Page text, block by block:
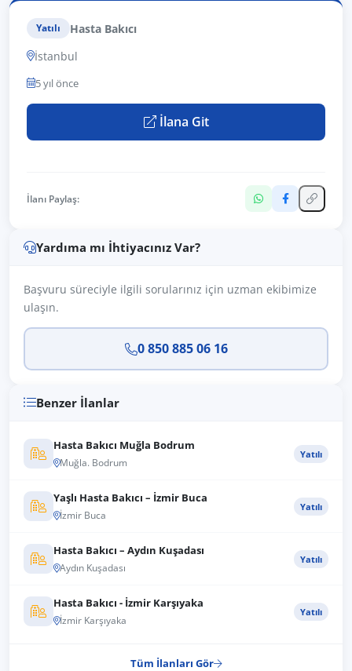
Yatılı
Hasta Bakıcı
İstanbul
5 yıl önce
İlana Git
İlanı Paylaş:
Yardıma mı İhtiyacınız Var?
Başvuru süreciyle ilgili sorularınız için uzman ekibimize
ulaşın.
0 850 885 06 16
Benzer İlanlar
Hasta Bakıcı Muğla Bodrum
Muğla. Bodrum
Yatılı
Yaşlı Hasta Bakıcı – İzmir Buca
İzmir Buca
Yatılı
Hasta Bakıcı – Aydın Kuşadası
Aydın Kuşadası
Yatılı
Hasta Bakıcı - İzmir Karşıyaka
İzmir Karşıyaka
Yatılı
Tüm İlanları Gör